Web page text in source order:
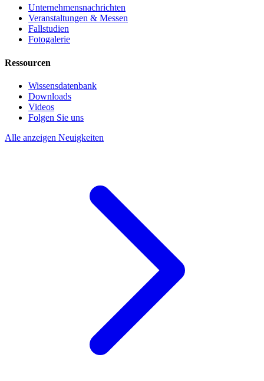
Unternehmensnachrichten
Veranstaltungen & Messen
Fallstudien
Fotogalerie
Ressourcen
Wissensdatenbank
Downloads
Videos
Folgen Sie uns
Alle anzeigen Neuigkeiten